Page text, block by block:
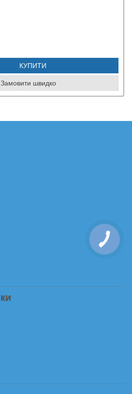
КУПИТИ
Замовити швидко